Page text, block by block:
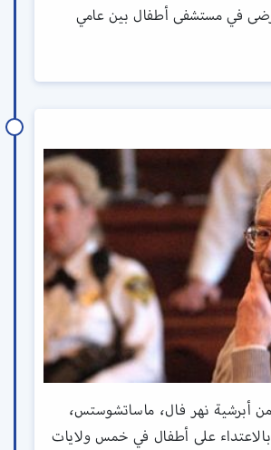
في مستشفى أطفال بين عامي
أبرشية نهر فال، ماساتشوستس،
41 اتهامًا بالاعتداء على أطفال في خمس ولايات